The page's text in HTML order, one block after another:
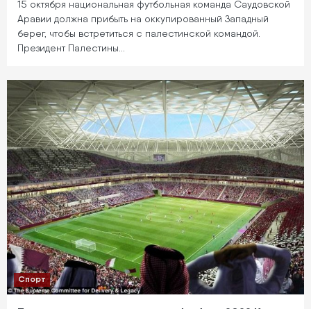
15 октября национальная футбольная команда Саудовской
Аравии должна прибыть на оккупированный Западный
берег, чтобы встретиться с палестинской командой.
Президент Палестины…
Спорт